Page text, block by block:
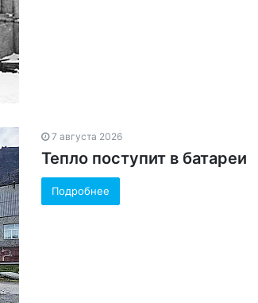
7 августа 2026
Тепло поступит в батареи
Подробнее